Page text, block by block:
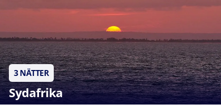
3 NÄTTER
Sydafrika